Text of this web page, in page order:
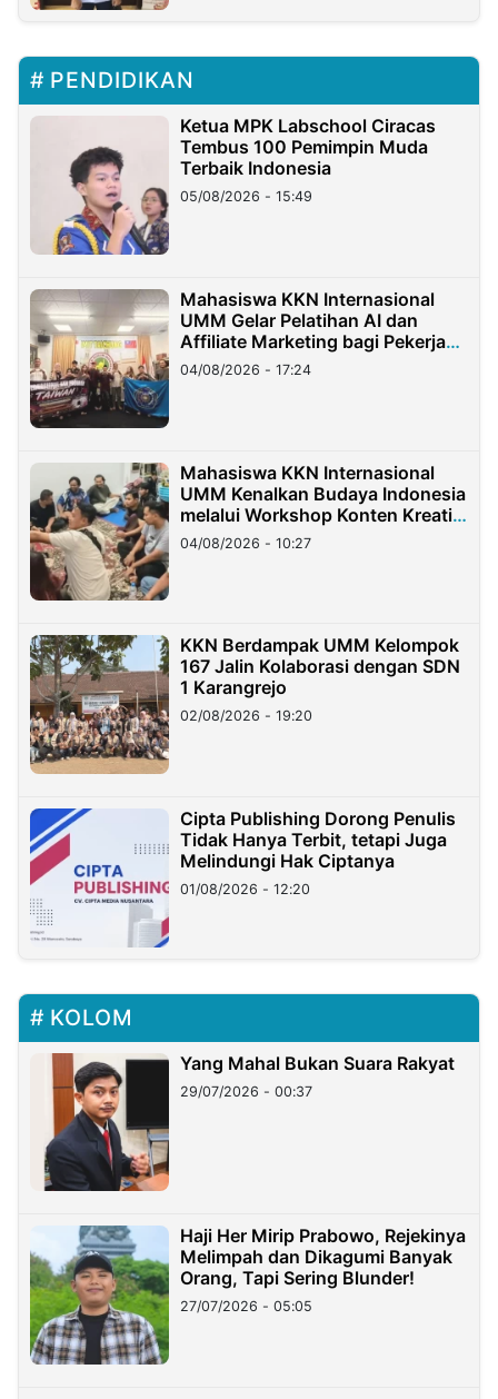
PENDIDIKAN
Ketua MPK Labschool Ciracas
Tembus 100 Pemimpin Muda
Terbaik Indonesia
05/08/2026 - 15:49
Mahasiswa KKN Internasional
UMM Gelar Pelatihan AI dan
Affiliate Marketing bagi Pekerja
Migran Indonesia di Taiwan
04/08/2026 - 17:24
Mahasiswa KKN Internasional
UMM Kenalkan Budaya Indonesia
melalui Workshop Konten Kreatif
di Taiwan
04/08/2026 - 10:27
KKN Berdampak UMM Kelompok
167 Jalin Kolaborasi dengan SDN
1 Karangrejo
02/08/2026 - 19:20
Cipta Publishing Dorong Penulis
Tidak Hanya Terbit, tetapi Juga
Melindungi Hak Ciptanya
01/08/2026 - 12:20
KOLOM
Yang Mahal Bukan Suara Rakyat
29/07/2026 - 00:37
Haji Her Mirip Prabowo, Rejekinya
Melimpah dan Dikagumi Banyak
Orang, Tapi Sering Blunder!
27/07/2026 - 05:05